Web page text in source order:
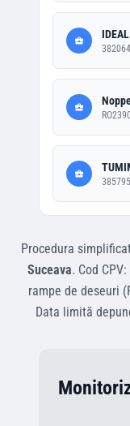
Procedura
Suceava. Cod CPV:
rampe de deseuri
Data limită